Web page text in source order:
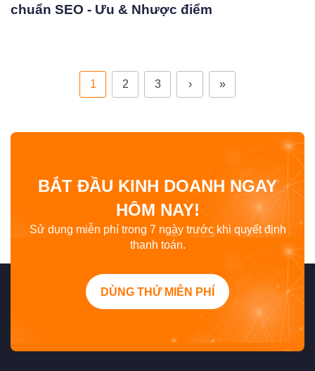
chuẩn SEO - Ưu & Nhược điểm
1 2 3 › »
BẮT ĐẦU KINH DOANH NGAY
HÔM NAY!
Sử dụng miễn phí trong 7 ngày trước khi quyết định
thanh toán.
DÙNG THỬ MIỄN PHÍ